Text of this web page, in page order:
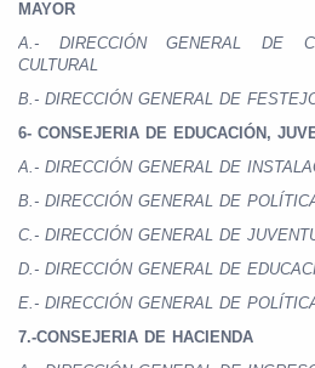
MAYOR
A.- DIRECCIÓN GENERAL DE
CULTURAL
B.- DIRECCIÓN GENERAL DE
6- CONSEJERIA DE EDUCACIÓN,
A.- DIRECCIÓN GENERAL DE
B.- DIRECCIÓN GENERAL DE
C.- DIRECCIÓN GENERAL DE
D.- DIRECCIÓN GENERAL DE
E.- DIRECCIÓN GENERAL DE
7.-CONSEJERIA DE HACIENDA